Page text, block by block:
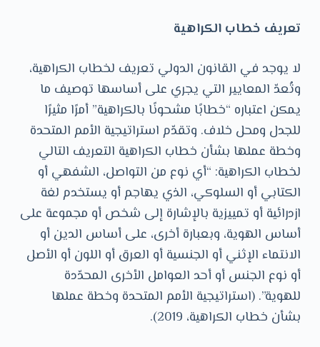
تعريف خطاب الكراهية
لا يوجد في القانون الدولي تعريف لخطاب الكراهية،
وتُعدّ المعايير التي يجري على أساسها توصيف ما
يمكن اعتباره “خطابًا مشحونًا بالكراهية” أمرًا مثيرًا
للجدل ومحل خلاف. وتقدّم استراتيجية الأمم المتحدة
وخطة عملها بشأن خطاب الكراهية التعريف التالي
لخطاب الكراهية: “أي نوع من التواصل، الشفهي أو
الكتابي أو السلوكي، الذي يهاجم أو يستخدم لغة
ازدرائية أو تمييزية بالإشارة إلى شخص أو مجموعة على
أساس الهوية، وبعبارة أخرى، على أساس الدين أو
الانتماء الإثني أو الجنسية أو العرق أو اللون أو الأصل
أو نوع الجنس أو أحد العوامل الأخرى المحدّدة
للهوية”. (استراتيجية الأمم المتحدة وخطة عملها
بشأن خطاب الكراهية، 2019).